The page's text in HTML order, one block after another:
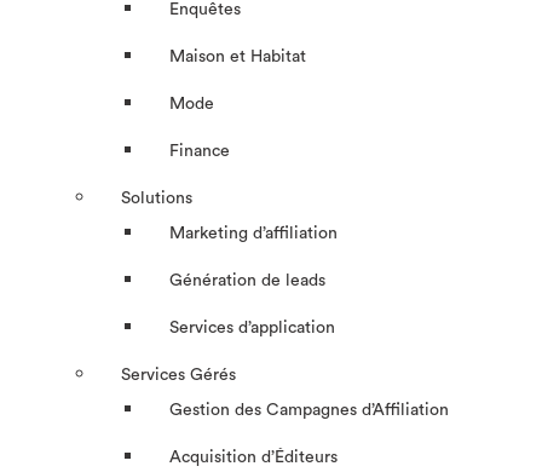
Enquêtes
Maison et Habitat
Mode
Finance
Solutions
Marketing d’affiliation
Génération de leads
Services d’application
Services Gérés
Gestion des Campagnes d’Affiliation​
Acquisition d’Éditeurs